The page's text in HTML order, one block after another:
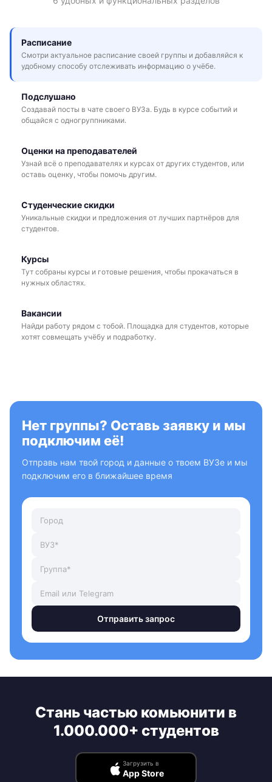
Расписание
Смотри актуальное расписание своей группы и добавляйся к
удобному способу отслеживать информацию о учёбе.
Подслушано
Создавай посты в чате своего ВУЗа. Будь в курсе событий и
общайся с одногруппниками.
Оценки на преподавателей
Узнай всё о преподавателях и курсах от других студентов, или
оставь оценку, чтобы помочь другим.
Студенческие скидки
Уникальные скидки и предложения от лучших партнёров для
студентов.
Курсы
Тут собраны курсы и готовые решения, чтобы прокачаться в
нужных областях.
Вакансии
Найди работу рядом с тобой. Площадка для студентов, которые
хотят совмещать учёбу и подработку.
Нет группы? Оставь заявку и мы
подключим её!
Отправь нам твой город и данные о твоем ВУЗе и мы
подключим его в ближайшее время
Отправить запрос
Стань частью комьюнити в
1.000.000+ студентов
Загрузить в
App Store